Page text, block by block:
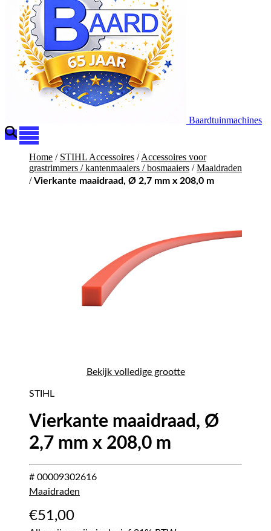
Baardtuinmachines
Home / STIHL Accessoires /Accessoires voor
grastrimmers / kantenmaaiers / bosmaaiers /Maaidraden
/Vierkante maaidraad, Ø 2,7 mm x 208,0 m
Bekijk volledige grootte
STIHL
Vierkante maaidraad, Ø
2,7 mm x 208,0 m
# 00009302616
Maaidraden
€51,00